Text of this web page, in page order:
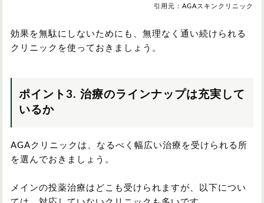
引用元：AGAスキンクリニック
効果を無駄にしないためにも、無理なく通い続けられる
クリニックを使っておきましょう。
ポイント3. 治療のラインナップは充実して
いるか
AGAクリニックは、なるべく幅広い治療を受けられる所
を選んでおきましょう。
メインの投薬治療はどこも受けられますが、以下につい